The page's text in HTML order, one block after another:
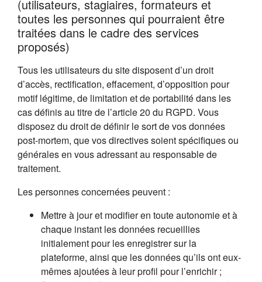
(utilisateurs, stagiaires, formateurs et
toutes les personnes qui pourraient être
traitées dans le cadre des services
proposés)
Tous les utilisateurs du site disposent d’un droit
d’accès, rectification, effacement, d’opposition pour
motif légitime, de limitation et de portabilité dans les
cas définis au titre de l’article 20 du RGPD. Vous
disposez du droit de définir le sort de vos données
post-mortem, que vos directives soient spécifiques ou
générales en vous adressant au responsable de
traitement.
Les personnes concernées peuvent :
Mettre à jour et modifier en toute autonomie et à
chaque instant les données recueillies
initialement pour les enregistrer sur la
plateforme, ainsi que les données qu’ils ont eux-
mêmes ajoutées à leur profil pour l’enrichir ;